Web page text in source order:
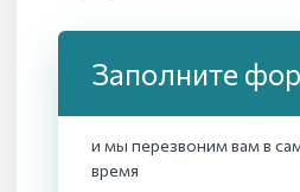
Заполните
и мы перезвоним вам в
время